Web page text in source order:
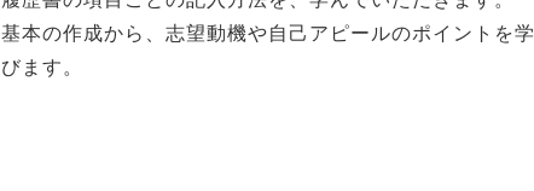
基本の作成から、志望動機や自己アピールのポイントを学
びます。